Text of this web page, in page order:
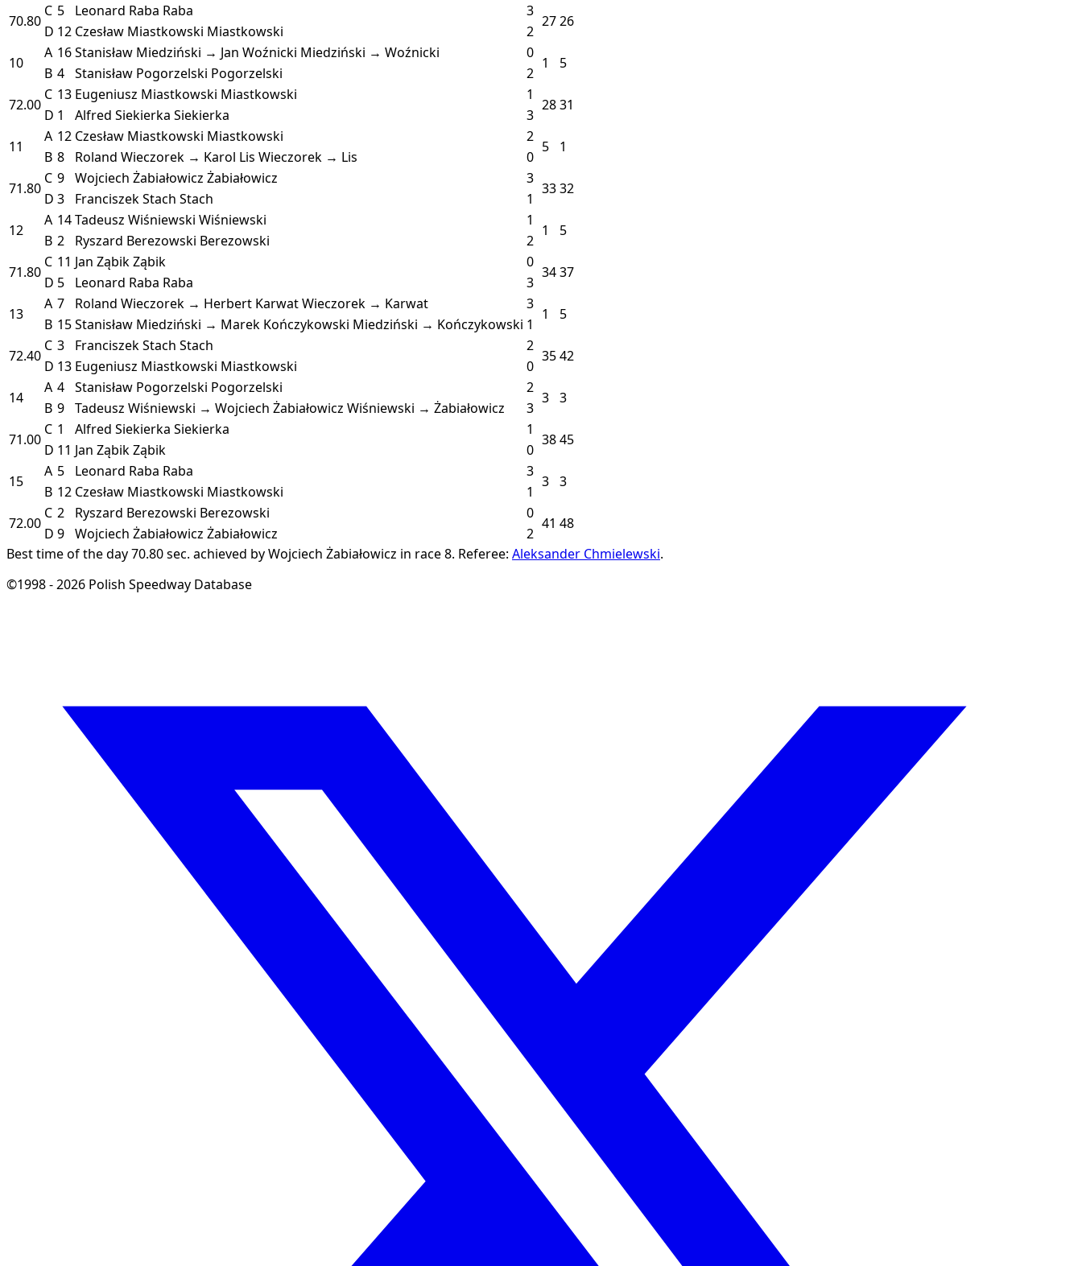
70.80
C 5 Leonard Raba Raba 3
2726
D 12 Czesław Miastkowski Miastkowski
2
10
A 16Stanisław Miedziński → Jan Woźnicki Miedziński → Woźnicki 0
1 5
B 4 Stanisław Pogorzelski Pogorzelski
2
72.00
C 13 Eugeniusz Miastkowski Miastkowski 1
2831
D 1 Alfred Siekierka Siekierka
3
11
A 12 Czesław Miastkowski Miastkowski 2
5 1
B 8 Roland Wieczorek → Karol Lis Wieczorek → Lis
0
71.80
C 9 Wojciech Żabiałowicz Żabiałowicz 3
3332
D 3 Franciszek Stach Stach
1
12
A 14Tadeusz Wiśniewski Wiśniewski 1
1 5
B 2 Ryszard Berezowski Berezowski
2
71.80
C 11 Jan ZąbikZąbik 0
3437
D 5 Leonard Raba Raba
3
13
A 7 Roland Wieczorek → Herbert KarwatWieczorek → Karwat 3
1 5
B 15Stanisław Miedziński → Marek Kończykowski Miedziński → Kończykowski 1
72.40
C 3 Franciszek Stach Stach 2
3542
D 13 Eugeniusz Miastkowski Miastkowski
0
14
A 4 Stanisław Pogorzelski Pogorzelski 2
3 3
B 9 Tadeusz Wiśniewski → Wojciech Żabiałowicz Wiśniewski → Żabiałowicz
3
71.00
C 1 Alfred Siekierka Siekierka 1
3845
D 11 Jan ZąbikZąbik
0
15
A 5 Leonard Raba Raba 3
3 3
B 12 Czesław Miastkowski Miastkowski
1
72.00
C 2 Ryszard Berezowski Berezowski 0
41 48
D 9 Wojciech Żabiałowicz Żabiałowicz
2
Best time of the day 70.80 sec. achieved by Wojciech Żabiałowicz in race 8. Referee: Aleksander Chmielewski.
©1998 - 2026 Polish Speedway Database